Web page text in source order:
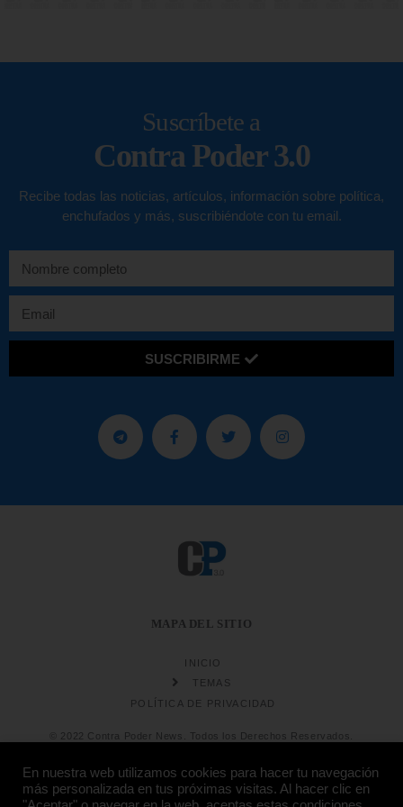
Suscríbete a
Contra Poder 3.0
Recibe todas las noticias, artículos, información sobre política,
enchufados y más, suscribiéndote con tu email.
SUSCRIBIRME
MAPA DEL SITIO
INICIO
TEMAS
POLÍTICA DE PRIVACIDAD
© 2022 Contra Poder News. Todos los Derechos Reservados.
En nuestra web utilizamos cookies para hacer tu navegación
más personalizada en tus próximas visitas. Al hacer clic en